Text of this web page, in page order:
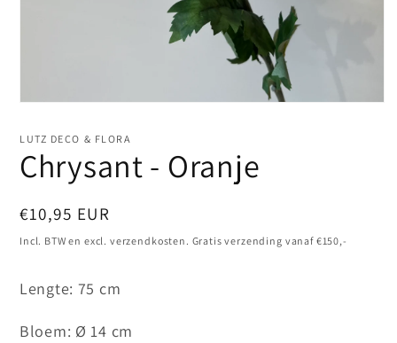
openen
modaal
LUTZ DECO & FLORA
Chrysant - Oranje
Normale
prijs
€10,95 EUR
Incl. BTW en excl. verzendkosten. Gratis verzending vanaf €150,-
Lengte: 75 cm
Bloem: Ø 14 cm